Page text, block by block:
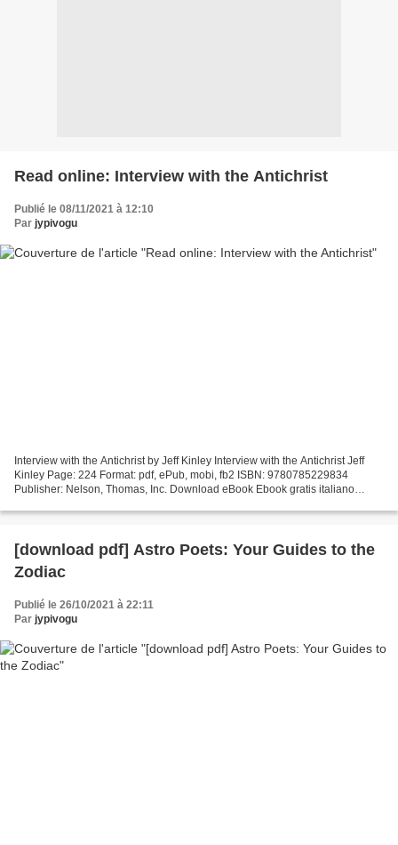
Read online: Interview with the Antichrist
Publié le 08/11/2021 à 12:10
Par jypivogu
Interview with the Antichrist by Jeff Kinley Interview with the Antichrist Jeff
Kinley Page: 224 Format: pdf, ePub, mobi, fb2 ISBN: 9780785229834
Publisher: Nelson, Thomas, Inc. Download eBook Ebook gratis italiano
[download pdf] Astro Poets: Your Guides to the
Zodiac
Publié le 26/10/2021 à 22:11
Par jypivogu